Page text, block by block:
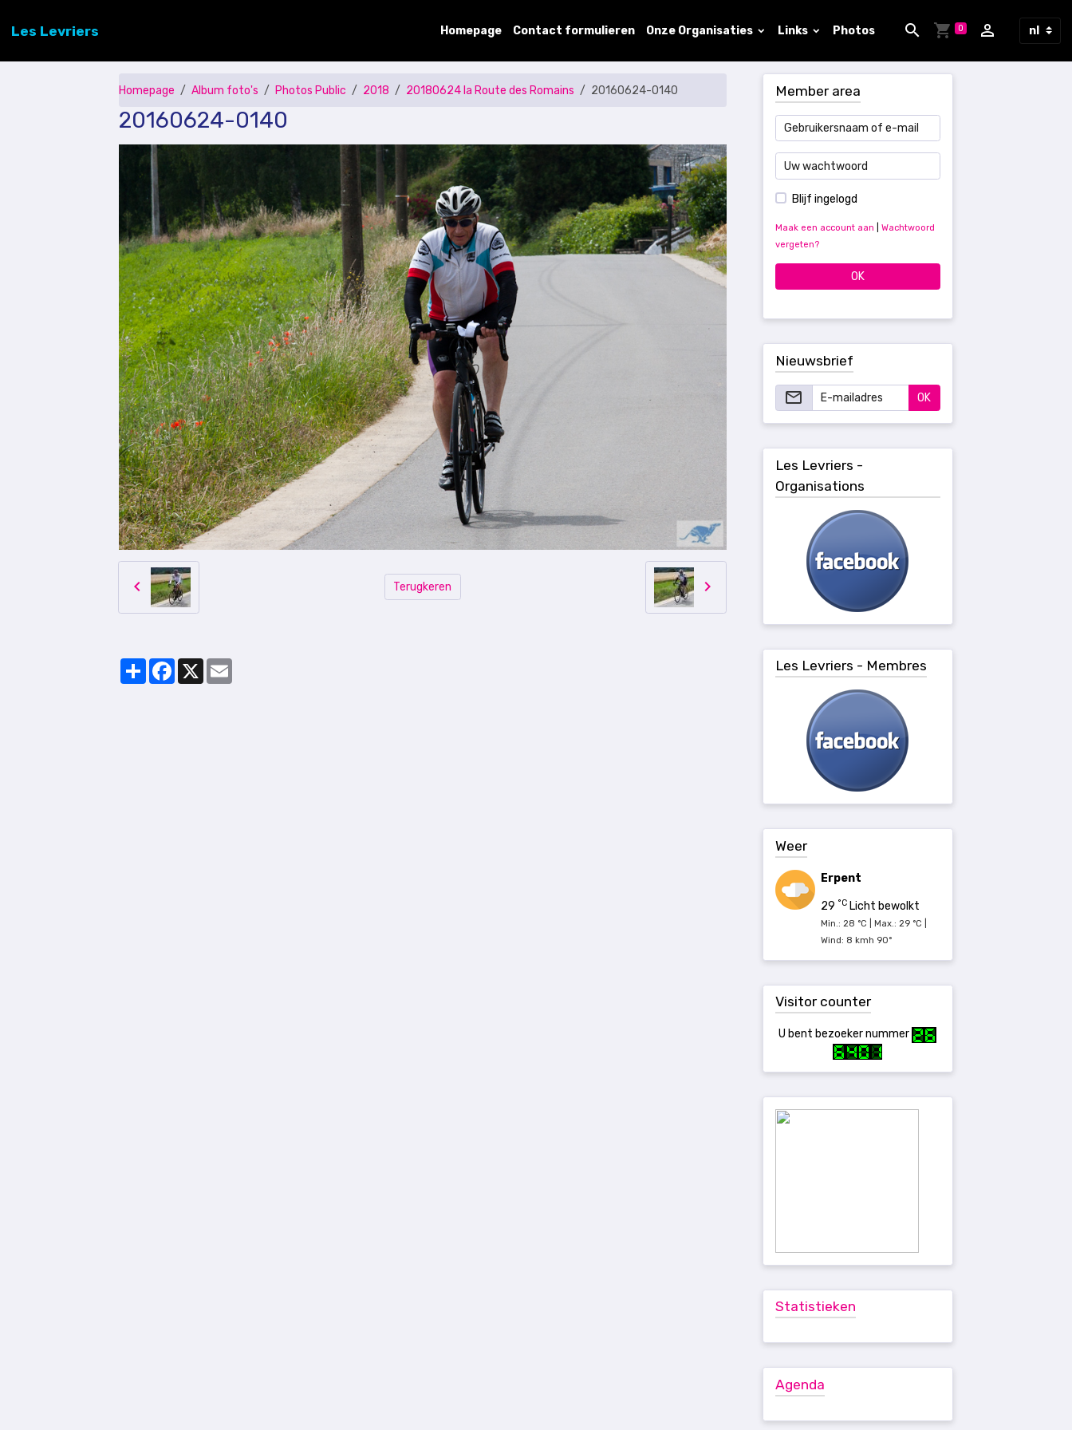
Les Levriers Homepage Contact formulieren Onze Organisaties Links Photos 0
Homepage Album foto's Photos Public 2018 20180624 la Route des Romains 20160624-0140
20160624-0140
Terugkeren
PartagerFacebook
X
Member area
Blijf ingelogd
Maak een account aan
Wachtwoord
vergeten?
OK
Nieuwsbrief
OK
Les Levriers -
Organisations
Les Levriers - Membres
Weer
Erpent
29 °CLicht bewolkt
Min.: 28 °C | Max.: 29 °C |
Wind: 8 kmh 90°
Visitor counter
U bent bezoeker nummer
Statistieken
Agenda